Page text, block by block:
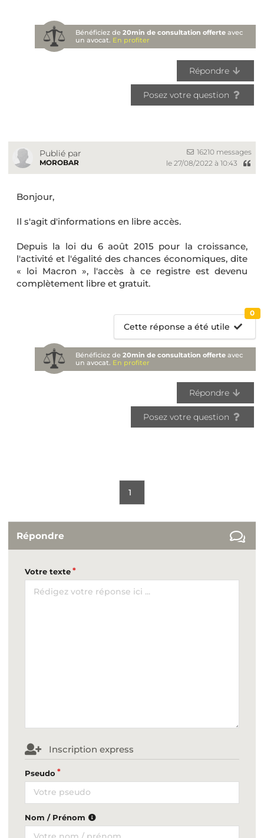
Bénéficiez de20min de consultation offerte avec
un avocat. En profiter
Répondre
Posez votre question
Publié par
MOROBAR
16210 messages
le 27/08/2022 à 10:43
Bonjour,
Il s'agit d'informations en libre accès.
Depuis la loi du 6 août 2015 pour la croissance,
l'activité et l'égalité des chances économiques, dite
« loi Macron », l'accès à ce registre est devenu
complètement libre et gratuit.
Cette réponse a été utile
0
Bénéficiez de20min de consultation offerte avec
un avocat. En profiter
Répondre
Posez votre question
1
Répondre
Votre texte
Inscription express
Pseudo
Nom / Prénom